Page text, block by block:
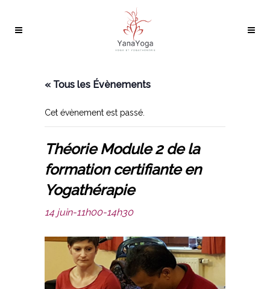
« Tous les Évènements
Cet évènement est passé.
Théorie Module 2 de la
formation certifiante en
Yogathérapie
14 juin-11h00-14h30